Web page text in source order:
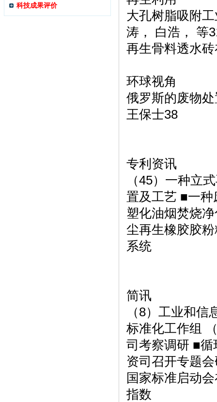
科技成果评价
大孔树脂吸附
涛， 白浩， 等
再生骨料透水
环球视角
俄罗斯的废物
王保士38
专利资讯
（45）一种立
置及工艺 ■一
塑化油烟焚烧
尘再生橡胶胶
系统
简讯
（8）工业和
标准化工作组
司考察调研 ■
资司召开专题
国家标准启动
指数